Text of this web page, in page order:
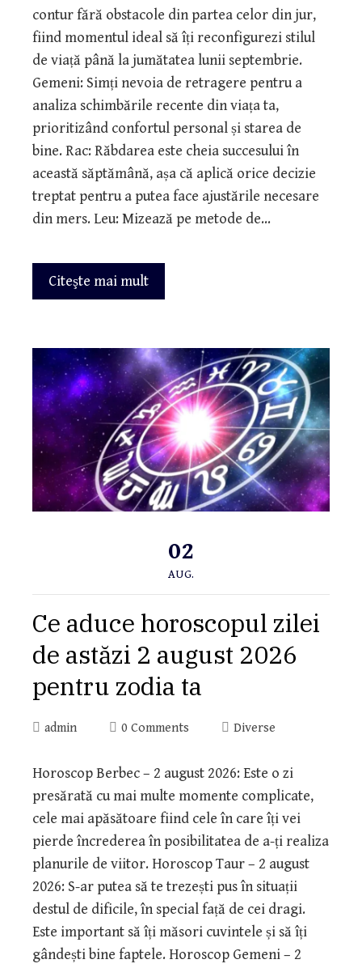
contur fără obstacole din partea celor din jur,
fiind momentul ideal să îți reconfigurezi stilul
de viață până la jumătatea lunii septembrie.
Gemeni: Simți nevoia de retragere pentru a
analiza schimbările recente din viața ta,
prioritizând confortul personal și starea de
bine. Rac: Răbdarea este cheia succesului în
această săptămână, așa că aplică orice decizie
treptat pentru a putea face ajustările necesare
din mers. Leu: Mizează pe metode de…
Citeşte mai mult
02
AUG.
Ce aduce horoscopul zilei
de astăzi 2 august 2026
pentru zodia ta
admin 0 Comments Diverse
Horoscop Berbec – 2 august 2026: Este o zi
presărată cu mai multe momente complicate,
cele mai apăsătoare fiind cele în care îți vei
pierde încrederea în posibilitatea de a-ți realiza
planurile de viitor. Horoscop Taur – 2 august
2026: S-ar putea să te trezești pus în situații
destul de dificile, în special față de cei dragi.
Este important să îți măsori cuvintele și să îți
gândești bine faptele. Horoscop Gemeni – 2